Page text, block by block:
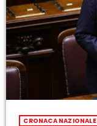
CRONACA NAZIONALE